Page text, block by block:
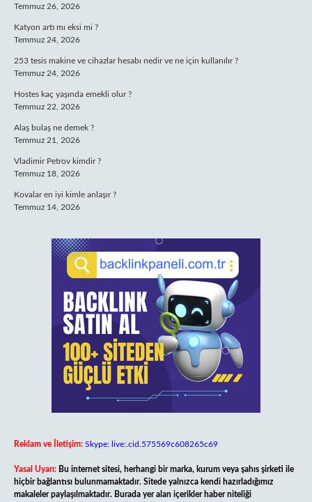
Temmuz 26, 2026
Katyon artı mı eksi mi ?
Temmuz 24, 2026
253 tesis makine ve cihazlar hesabı nedir ve ne için kullanılır ?
Temmuz 24, 2026
Hostes kaç yaşında emekli olur ?
Temmuz 22, 2026
Alaş bulaş ne demek ?
Temmuz 21, 2026
Vladimir Petrov kimdir ?
Temmuz 18, 2026
Kovalar en iyi kimle anlaşır ?
Temmuz 14, 2026
Reklam ve İletişim: Skype: live:.cid.575569c608265c69
Yasal Uyarı: Bu internet sitesi, herhangi bir marka, kurum veya şahıs şirketi ile
hiçbir bağlantısı bulunmamaktadır. Sitede yalnızca kendi hazırladığımız
makaleler paylaşılmaktadır. Burada yer alan içerikler haber niteliği